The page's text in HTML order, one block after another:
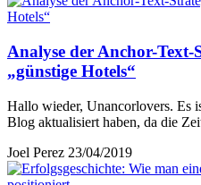
Analyse der Anchor-
„günstige Hotels“
Hallo wieder, Unancorlovers. Es
Blog aktualisiert haben, da die
Joel Perez 23/04/2019